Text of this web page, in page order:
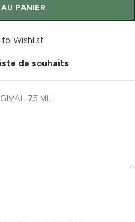
PANIER
Wishlist
de souhaits
75 ML